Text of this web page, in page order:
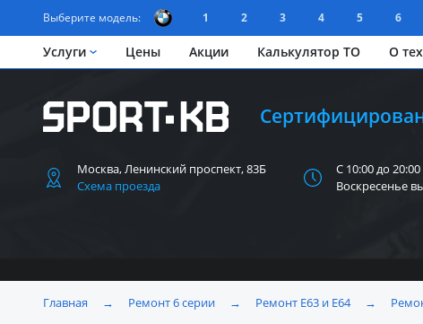
Выберите модель: 1 2 3 4 5 6
Услуги Цены Акции Калькулятор ТО О
Москва, Ленинский проспект, 83Б
Схема проезда
С 10:00 до 20:00
Воскресенье
Главная → Ремонт 6 серии → Ремонт E63 и E64 →